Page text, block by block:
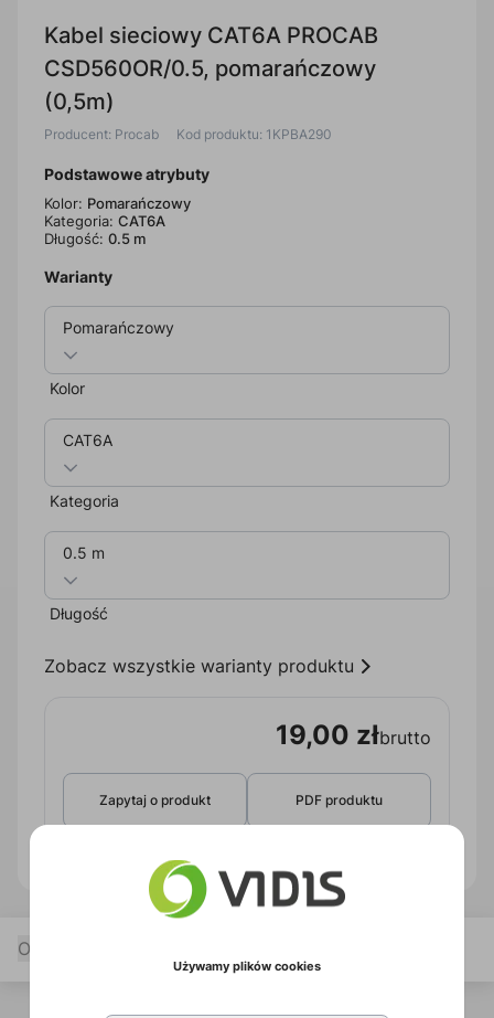
Kabel sieciowy CAT6A PROCAB
CSD560OR/0.5, pomarańczowy
(0,5m)
Producent: Procab Kod produktu: 1KPBA290
Podstawowe atrybuty
Kolor: Pomarańczowy
Kategoria: CAT6A
Długość: 0.5 m
Warianty
Pomarańczowy
Kolor
CAT6A
Kategoria
0.5 m
Długość
Zobacz wszystkie warianty produktu
19,00 złbrutto
Zapytaj o produkt PDF produktu
Opis
Używamy plików cookies